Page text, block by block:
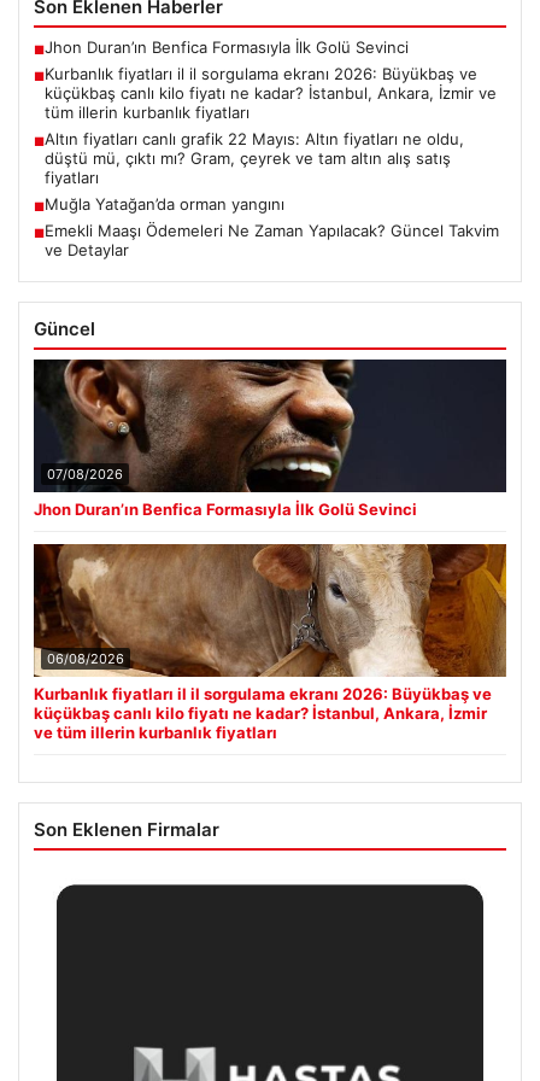
Son Eklenen Haberler
■Jhon Duran’ın Benfica Formasıyla İlk Golü Sevinci
■Kurbanlık fiyatları il il sorgulama ekranı 2026: Büyükbaş ve
küçükbaş canlı kilo fiyatı ne kadar? İstanbul, Ankara, İzmir ve
tüm illerin kurbanlık fiyatları
■Altın fiyatları canlı grafik 22 Mayıs: Altın fiyatları ne oldu,
düştü mü, çıktı mı? Gram, çeyrek ve tam altın alış satış
fiyatları
■Muğla Yatağan’da orman yangını
■Emekli Maaşı Ödemeleri Ne Zaman Yapılacak? Güncel Takvim
ve Detaylar
Güncel
07/08/2026
Jhon Duran’ın Benfica Formasıyla İlk Golü Sevinci
06/08/2026
Kurbanlık fiyatları il il sorgulama ekranı 2026: Büyükbaş ve
küçükbaş canlı kilo fiyatı ne kadar? İstanbul, Ankara, İzmir
ve tüm illerin kurbanlık fiyatları
Son Eklenen Firmalar